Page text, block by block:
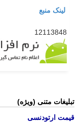
لینک منبع
12113848
تبلیغات متنی (ویژه)
قیمت ارتودنسی